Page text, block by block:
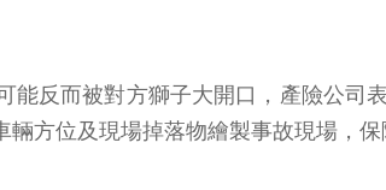
反而被對方獅子大開口，產險公司
方位及現場掉落物繪製事故現場，